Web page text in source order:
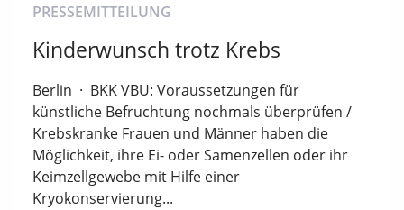
PRESSEMITTEILUNG
Kinderwunsch trotz Krebs
Berlin · BKK VBU: Voraussetzungen für
künstliche Befruchtung nochmals überprüfen /
Krebskranke Frauen und Männer haben die
Möglichkeit, ihre Ei- oder Samenzellen oder ihr
Keimzellgewebe mit Hilfe einer
Kryokonservierung...